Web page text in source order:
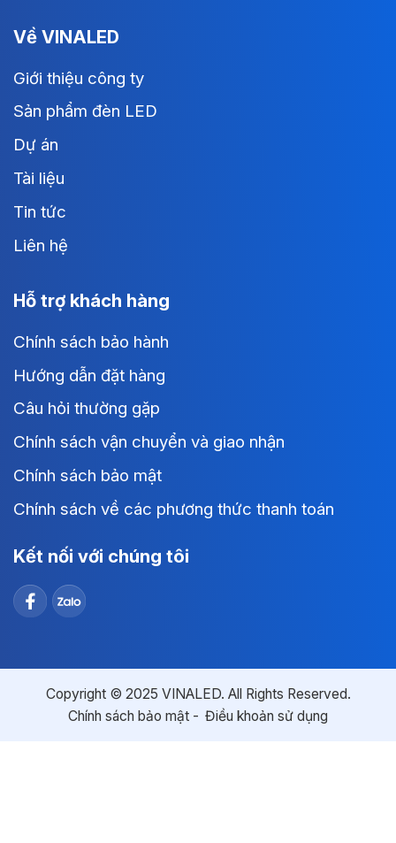
Về VINALED
Giới thiệu công ty
Sản phẩm đèn LED
Dự án
Tài liệu
Tin tức
Liên hệ
Hỗ trợ khách hàng
Chính sách bảo hành
Hướng dẫn đặt hàng
Câu hỏi thường gặp
Chính sách vận chuyển và giao nhận
Chính sách bảo mật
Chính sách về các phương thức thanh toán
Kết nối với chúng tôi
Copyright © 2025 VINALED. All Rights Reserved.
Chính sách bảo mật
Điều khoản sử dụng